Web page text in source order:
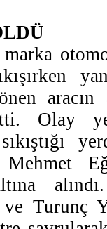
marka
Olay
Mehmet
Turunç